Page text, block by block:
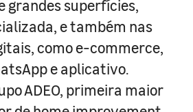
grandes superfícies,
e também nas
como e-commerce,
e aplicativo.
ADEO, primeira maior